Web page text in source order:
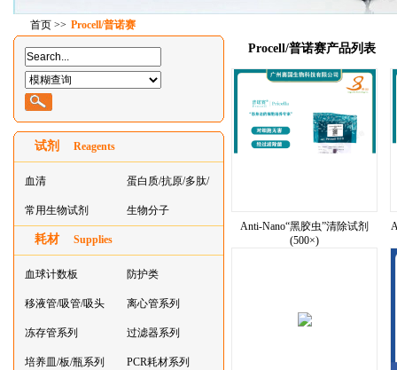
首页 >> Procell/普诺赛
试剂 Reagents
血清 蛋白质/抗原/多肽/
酶
常用生物试剂 生物分子
耗材 Supplies
血球计数板 防护类
移液管/吸管/吸头
系列
离心管系列
冻存管系列 过滤器系列
培养皿/板/瓶系列 PCR耗材系列
Procell/普诺赛产品列表
Anti-Nano“黑胶虫”清除试剂
(500×)